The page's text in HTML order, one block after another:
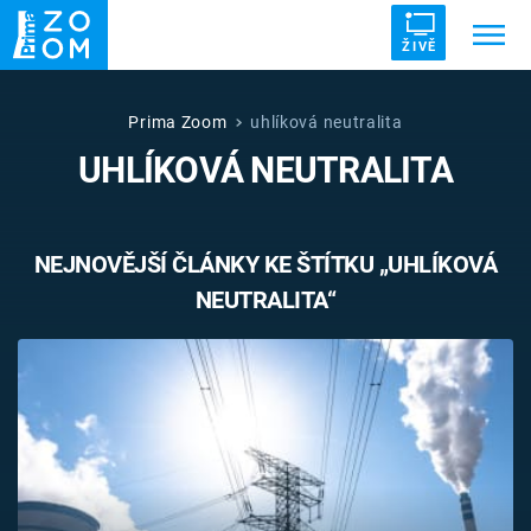
ŽIVĚ
ZRÁDCI UFO DRUHÁ SVĚTOVÁ VÁLKA
VETŘELCI DÁVNOVĚKU
Pořady
TV Program
Prima Zoom uhlíková neutralita
UHLÍKOVÁ NEUTRALITA
NEJNOVĚJŠÍ ČLÁNKY KE ŠTÍTKU „UHLÍKOVÁ
NEUTRALITA“